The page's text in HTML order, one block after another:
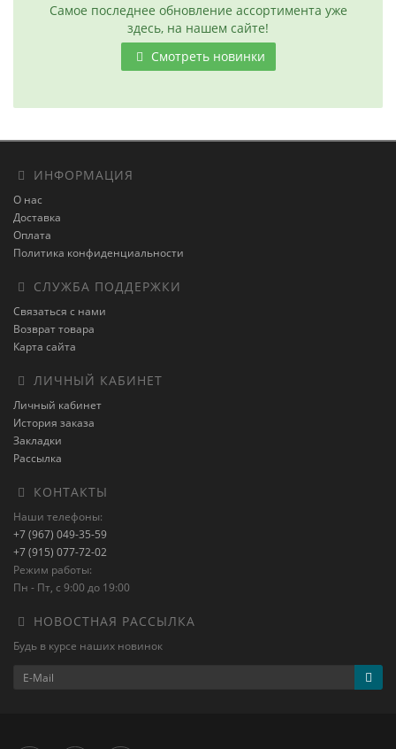
Самое последнее обновление ассортимента уже
здесь, на нашем сайте!
Смотреть новинки
ИНФОРМАЦИЯ
О нас
Доставка
Оплата
Политика конфиденциальности
СЛУЖБА ПОДДЕРЖКИ
Связаться с нами
Возврат товара
Карта сайта
ЛИЧНЫЙ КАБИНЕТ
Личный кабинет
История заказа
Закладки
Рассылка
КОНТАКТЫ
Наши телефоны:
+7 (967) 049-35-59
+7 (915) 077-72-02
Режим работы:
Пн - Пт, с 9:00 до 19:00
НОВОСТНАЯ РАССЫЛКА
Будь в курсе наших новинок